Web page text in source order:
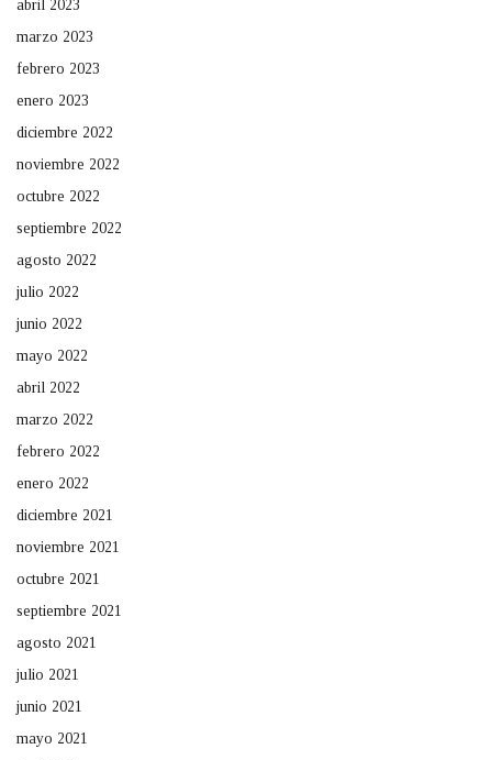
abril 2023
marzo 2023
febrero 2023
enero 2023
diciembre 2022
noviembre 2022
octubre 2022
septiembre 2022
agosto 2022
julio 2022
junio 2022
mayo 2022
abril 2022
marzo 2022
febrero 2022
enero 2022
diciembre 2021
noviembre 2021
octubre 2021
septiembre 2021
agosto 2021
julio 2021
junio 2021
mayo 2021